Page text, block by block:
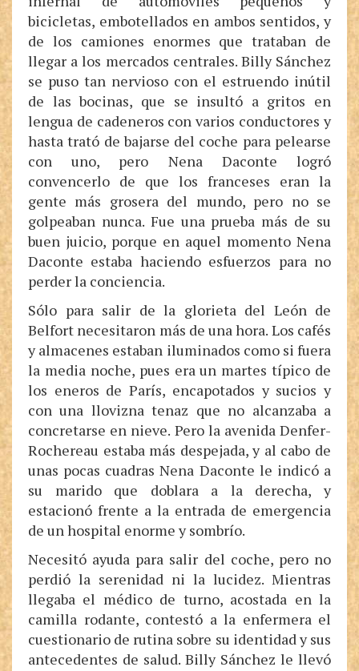
bicicletas, embotellados en ambos sentidos, y
de los camiones enormes que trataban de
llegar a los mercados centrales. Billy Sánchez
se puso tan nervioso con el estruendo inútil
de las bocinas, que se insultó a gritos en
lengua de cadeneros con varios conductores y
hasta trató de bajarse del coche para pelearse
con uno, pero Nena Daconte logró
convencerlo de que los franceses eran la
gente más grosera del mundo, pero no se
golpeaban nunca. Fue una prueba más de su
buen juicio, porque en aquel momento Nena
Daconte estaba haciendo esfuerzos para no
perder la conciencia.
Sólo para salir de la glorieta del León de
Belfort necesitaron más de una hora. Los cafés
y almacenes estaban iluminados como si fuera
la media noche, pues era un martes típico de
los eneros de París, encapotados y sucios y
con una llovizna tenaz que no alcanzaba a
concretarse en nieve. Pero la avenida Denfer­
Rochereau estaba más despejada, y al cabo de
unas pocas cuadras Nena Daconte le indicó a
su marido que doblara a la derecha, y
estacionó frente a la entrada de emergencia
de un hospital enorme y sombrío.
Necesitó ayuda para salir del coche, pero no
perdió la serenidad ni la lucidez. Mientras
llegaba el médico de turno, acostada en la
camilla rodante, contestó a la enfermera el
cuestionario de rutina sobre su identidad y sus
antecedentes de salud. Billy Sánchez le llevó